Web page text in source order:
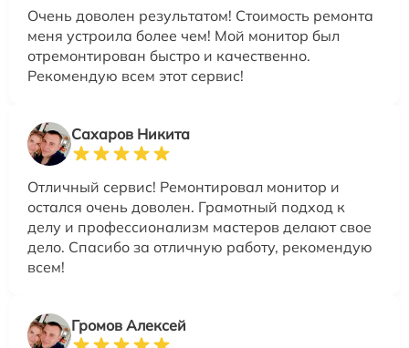
Очень доволен результатом! Стоимость ремонта
меня устроила более чем! Мой монитор был
отремонтирован быстро и качественно.
Рекомендую всем этот сервис!
Сахаров Никита
Отличный сервис! Ремонтировал монитор и
остался очень доволен. Грамотный подход к
делу и профессионализм мастеров делают свое
дело. Спасибо за отличную работу, рекомендую
всем!
Громов Алексей